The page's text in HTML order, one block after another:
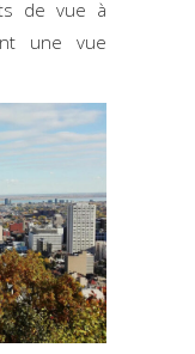
de vue à
une vue